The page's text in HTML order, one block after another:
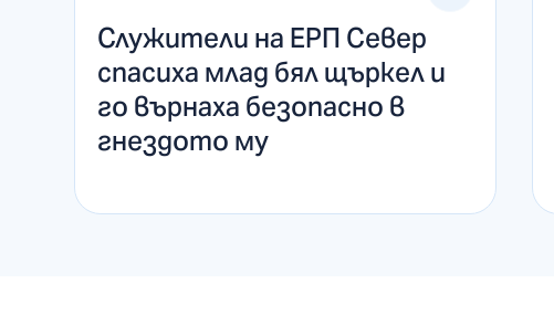
Служители на ЕРП Север
спасиха млад бял щъркел и
го върнаха безопасно в
гнездото му